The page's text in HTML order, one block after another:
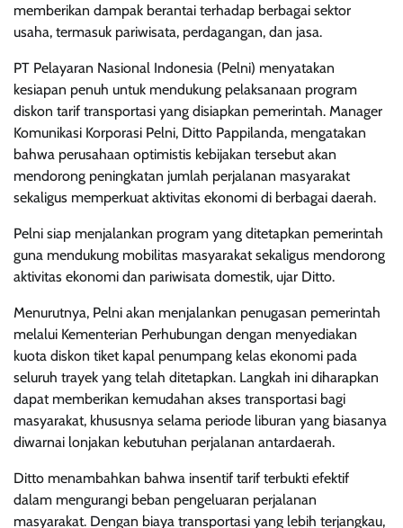
memberikan dampak berantai terhadap berbagai sektor
usaha, termasuk pariwisata, perdagangan, dan jasa.
PT Pelayaran Nasional Indonesia (Pelni) menyatakan
kesiapan penuh untuk mendukung pelaksanaan program
diskon tarif transportasi yang disiapkan pemerintah. Manager
Komunikasi Korporasi Pelni, Ditto Pappilanda, mengatakan
bahwa perusahaan optimistis kebijakan tersebut akan
mendorong peningkatan jumlah perjalanan masyarakat
sekaligus memperkuat aktivitas ekonomi di berbagai daerah.
Pelni siap menjalankan program yang ditetapkan pemerintah
guna mendukung mobilitas masyarakat sekaligus mendorong
aktivitas ekonomi dan pariwisata domestik, ujar Ditto.
Menurutnya, Pelni akan menjalankan penugasan pemerintah
melalui Kementerian Perhubungan dengan menyediakan
kuota diskon tiket kapal penumpang kelas ekonomi pada
seluruh trayek yang telah ditetapkan. Langkah ini diharapkan
dapat memberikan kemudahan akses transportasi bagi
masyarakat, khususnya selama periode liburan yang biasanya
diwarnai lonjakan kebutuhan perjalanan antardaerah.
Ditto menambahkan bahwa insentif tarif terbukti efektif
dalam mengurangi beban pengeluaran perjalanan
masyarakat. Dengan biaya transportasi yang lebih terjangkau,